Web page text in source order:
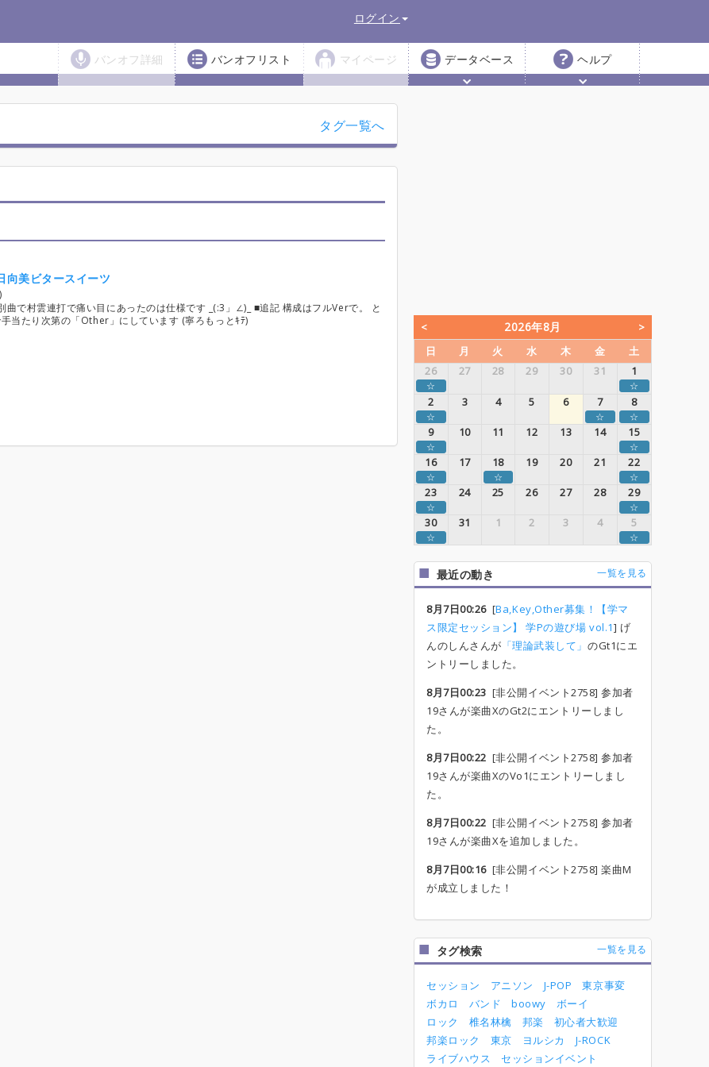
ログイン
バンオフ詳細 バンオフリスト マイページ データベース ヘルプ
タグ一覧へ
美ビタースイーツ
曲で村雲連打で痛い目にあったのは仕様です _(:3」∠)_ ■追記 構成はフルVerで。 と
当たり次第の「Other」にしています (寧ろもっとｷﾃ)
2026年8月
日 月 火 水 木 金
土
26
27 28 29 30 31 1
☆ ☆
2 3 4 5 6 7 8
☆ ☆ ☆
9 10 11 12 13 14 15
☆ ☆
16 17 18 19 20 21 22
☆ ☆ ☆
23 24 25 26 27 28 29
☆ ☆
30 31 1 2 3 4 5
☆ ☆
最近の動き 一覧を見る
8月7日00:26[Ba,Key,Other募集！【学マ
ス限定セッション】 学Pの遊び場 vol.1] げ
んのしんさんが 「理論武装して」のGt1にエ
ントリーしました。
8月7日00:23 [非公開イベント2758] 参加者
19さんが楽曲XのGt2にエントリーしまし
た。
8月7日00:22 [非公開イベント2758] 参加者
19さんが楽曲XのVo1にエントリーしまし
た。
8月7日00:22 [非公開イベント2758] 参加者
19さんが楽曲Xを追加しました。
8月7日00:16[非公開イベント2758] 楽曲M
が成立しました！
タグ検索 一覧を見る
セッション アニソン J-POP
東京事変
ボカロ
バンド boowy
ボーイ
ロック
椎名林檎 邦楽
初心者大歓迎
邦楽ロック
東京 ヨルシカ
J-ROCK
ライブハウス
セッションイベント